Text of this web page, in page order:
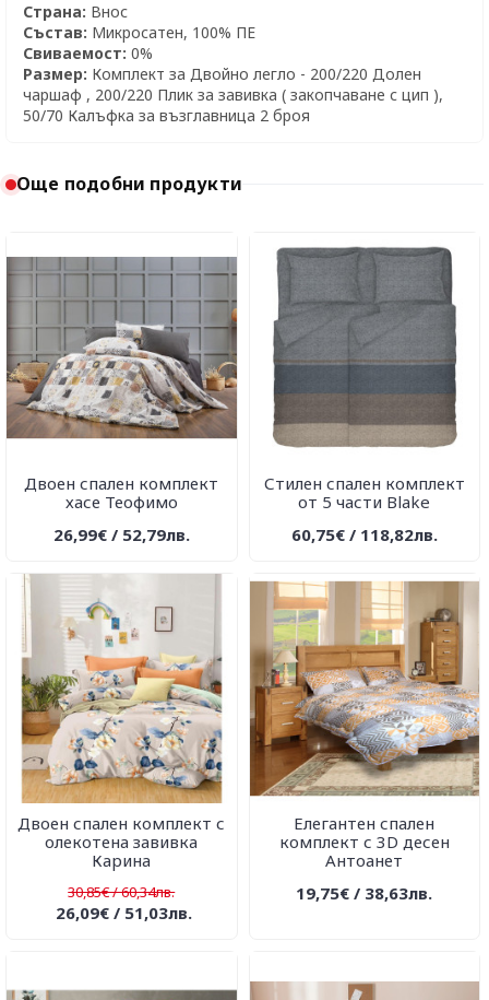
Страна: Внос
Състав: Микросатен, 100% ПЕ
Свиваемост: 0%
Размер: Комплект за Двойно легло - 200/220 Долен
чаршаф , 200/220 Плик за завивка ( закопчаване с цип ),
50/70 Калъфка за възглавница 2 броя
Още подобни продукти
Двоен спален комплект
хасе Теофимо
26,99€ / 52,79лв.
Стилен спален комплект
от 5 части Blake
60,75€ / 118,82лв.
Двоен спален комплект с
олекотена завивка
Карина
30,85€ / 60,34лв.
26,09€ / 51,03лв.
Елегантен спален
комплект с 3D десен
Антоанет
19,75€ / 38,63лв.